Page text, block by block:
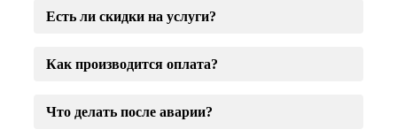
Есть ли скидки на услуги?
Как производится оплата?
Что делать после аварии?